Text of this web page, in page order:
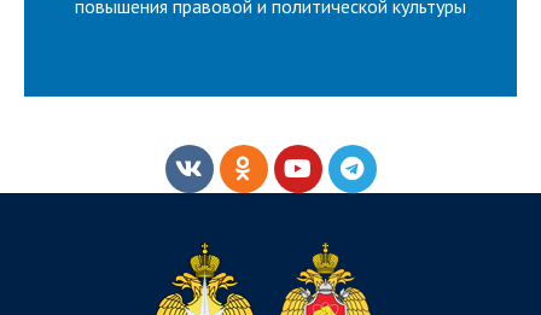
повышения правовой и политической культуры